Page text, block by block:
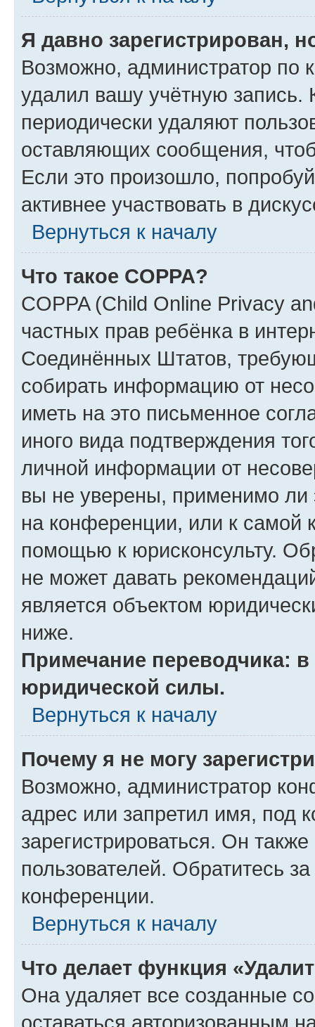
Я давно зарегистрирован,
Возможно, администратор по
удалил вашу учётную запись.
периодически удаляют
оставляющих сообщения,
Если это произошло,
активнее участвовать в
Вернуться к началу
Что такое COPPA?
COPPA (Child Online Privacy
частных прав ребёнка в
Соединённых Штатов,
собирать информацию от
иметь на это письменное
иного вида подтверждения
личной информации от
вы не уверены, применимо ли
на конференции, или к самой
помощью к юрисконсульту.
не может давать
является объектом
ниже.
Примечание переводчика:
юридической силы.
Вернуться к началу
Почему я не могу
Возможно, администратор
адрес или запретил имя, под
зарегистрироваться. Он
пользователей. Обратитесь
конференции.
Вернуться к началу
Что делает функция
Она удаляет все созданные
оставаться авторизованным